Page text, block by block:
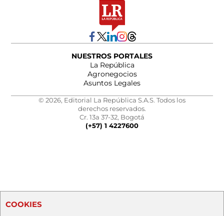
NUESTROS PORTALES
La República
Agronegocios
Asuntos Legales
© 2026, Editorial La República S.A.S. Todos los
derechos reservados.
Cr. 13a 37-32, Bogotá
(+57) 1 4227600
COOKIES